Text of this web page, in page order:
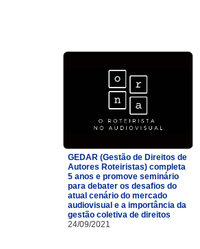
GEDAR (Gestão de Direitos de
Autores Roteiristas) completa
5 anos e promove seminário
para debater os desafios do
atual cenário do mercado
audiovisual e a importância da
gestão coletiva de direitos
24/09/2021